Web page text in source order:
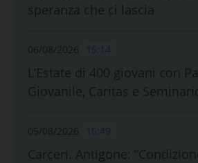
speranza che ci lascia
06/08/2026
L’Estate di 400 giovani con
Giovanile, Caritas e
05/08/2026
Carceri. Antigone: